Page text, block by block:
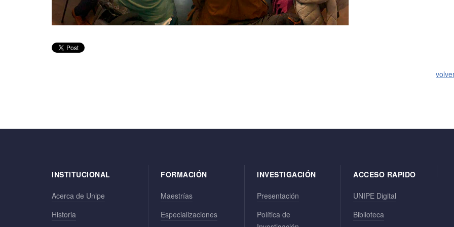
INSTITUCIONAL
Acerca de Unipe
Historia
FORMACIÓN
Maestrías
Especializaciones
INVESTIGACIÓN
Presentación
Política de
ACCESO RAPIDO
UNIPE Digital
Biblioteca